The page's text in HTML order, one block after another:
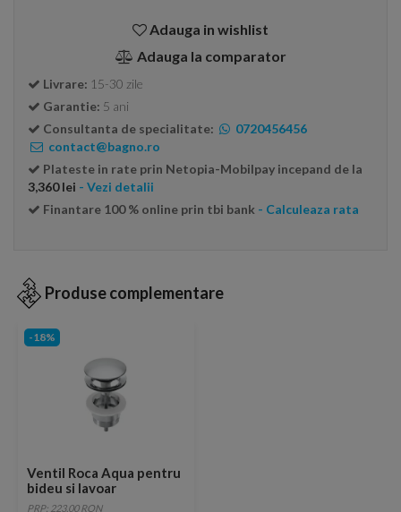
Adauga in wishlist
Adauga la comparator
Livrare: 15-30 zile
Garantie: 5 ani
Consultanta de specialitate:
0720456456
contact@bagno.ro
Plateste in rate prin Netopia-Mobilpay incepand de la
3,360 lei - Vezi detalii
Finantare 100 % online prin tbi bank - Calculeaza rata
Produse complementare
-18%
Ventil Roca Aqua pentru
bideu si lavoar
PRP: 223.00 RON